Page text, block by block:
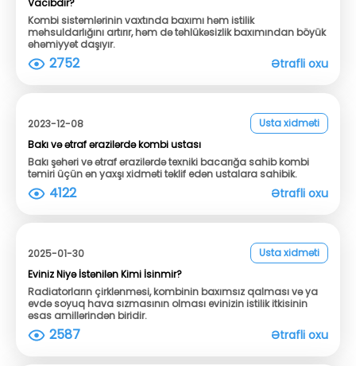
Vacibdir?
Kombi sistemlərinin vaxtında baxımı həm istilik
məhsuldarlığını artırır, həm də təhlükəsizlik baxımından böyük
əhəmiyyət daşıyır.
2752 Ətrafli oxu
2023-12-08
Usta xidməti
Bakı və ətraf ərazilərdə kombi ustası
Bakı şəhəri və ətraf ərazilərdə texniki bacarığa sahib kombi
təmiri üçün ən yaxşı xidməti təklif edən ustalara sahibik.
4122 Ətrafli oxu
2025-01-30
Usta xidməti
Eviniz Niyə İstənilən Kimi İsinmir?
Radiatorların çirklənməsi, kombinin baxımsız qalması və ya
evdə soyuq hava sızmasının olması evinizin istilik itkisinin
əsas amillərindən biridir.
2587 Ətrafli oxu